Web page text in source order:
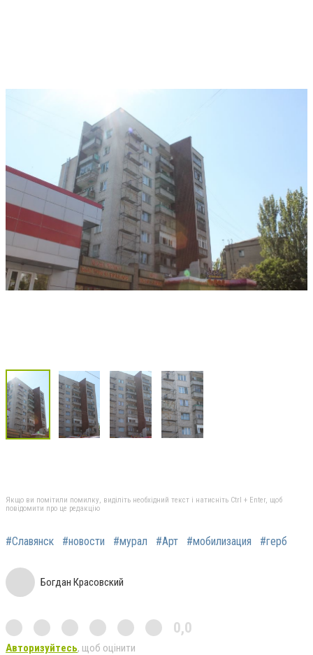
Якщо ви помітили помилку, виділіть необхідний текст і натисніть Ctrl + Enter, щоб
повідомити про це редакцію
#Славянск #новости #мурал #Арт #мобилизация #герб
Богдан Красовский
0,0
Авторизуйтесь, щоб оцінити